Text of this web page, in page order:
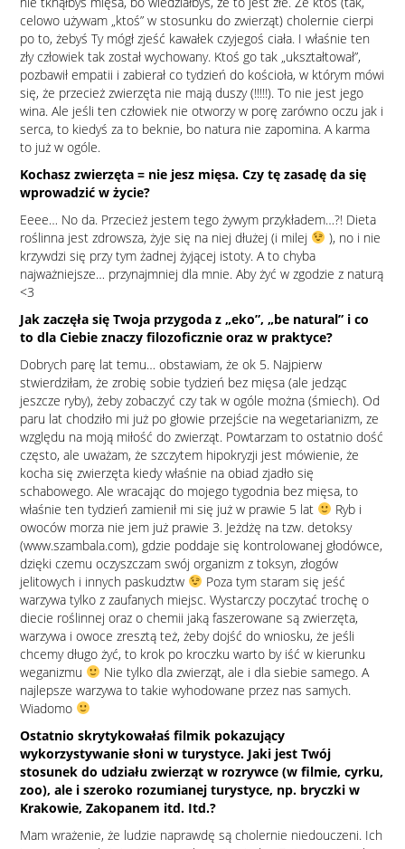
celowo używam „ktoś” w stosunku do zwierząt) cholernie cierpi
po to, żebyś Ty mógł zjeść kawałek czyjegoś ciała. I właśnie ten
zły człowiek tak został wychowany. Ktoś go tak „ukształtował”,
pozbawił empatii i zabierał co tydzień do kościoła, w którym mówi
się, że przecież zwierzęta nie mają duszy (!!!!!). To nie jest jego
wina. Ale jeśli ten człowiek nie otworzy w porę zarówno oczu jak i
serca, to kiedyś za to beknie, bo natura nie zapomina. A karma
to już w ogóle.
Kochasz zwierzęta = nie jesz mięsa. Czy tę zasadę da się
wprowadzić w życie?
Eeee… No da. Przecież jestem tego żywym przykładem…?! Dieta
roślinna jest zdrowsza, żyje się na niej dłużej (i milej
), no i nie
krzywdzi się przy tym żadnej żyjącej istoty. A to chyba
najważniejsze… przynajmniej dla mnie. Aby żyć w zgodzie z naturą
<3
Jak zaczęła się Twoja przygoda z „eko”, „be natural” i co
to dla Ciebie znaczy filozoficznie oraz w praktyce?
Dobrych parę lat temu… obstawiam, że ok 5. Najpierw
stwierdziłam, że zrobię sobie tydzień bez mięsa (ale jedząc
jeszcze ryby), żeby zobaczyć czy tak w ogóle można (śmiech). Od
paru lat chodziło mi już po głowie przejście na wegetarianizm, ze
względu na moją miłość do zwierząt. Powtarzam to ostatnio dość
często, ale uważam, że szczytem hipokryzji jest mówienie, że
kocha się zwierzęta kiedy właśnie na obiad zjadło się
schabowego. Ale wracając do mojego tygodnia bez mięsa, to
właśnie ten tydzień zamienił mi się już w prawie 5 lat
Ryb i
owoców morza nie jem już prawie 3. Jeżdżę na tzw. detoksy
(www.szambala.com), gdzie poddaje się kontrolowanej głodówce,
dzięki czemu oczyszczam swój organizm z toksyn, złogów
jelitowych i innych paskudztw
Poza tym staram się jeść
warzywa tylko z zaufanych miejsc. Wystarczy poczytać trochę o
diecie roślinnej oraz o chemii jaką faszerowane są zwierzęta,
warzywa i owoce zresztą też, żeby dojść do wniosku, że jeśli
chcemy długo żyć, to krok po kroczku warto by iść w kierunku
weganizmu
Nie tylko dla zwierząt, ale i dla siebie samego. A
najlepsze warzywa to takie wyhodowane przez nas samych.
Wiadomo
Ostatnio skrytykowałaś filmik pokazujący
wykorzystywanie słoni w turystyce. Jaki jest Twój
stosunek do udziału zwierząt w rozrywce (w filmie, cyrku,
zoo), ale i szeroko rozumianej turystyce, np. bryczki w
Krakowie, Zakopanem itd. Itd.?
Mam wrażenie, że ludzie naprawdę są cholernie niedouczeni. Ich